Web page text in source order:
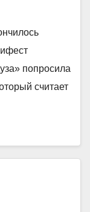
попросила
считает